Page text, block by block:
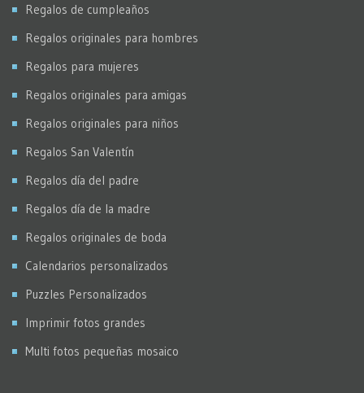
Regalos de cumpleaños
Regalos originales para hombres
Regalos para mujeres
Regalos originales para amigas
Regalos originales para niños
Regalos San Valentín
Regalos día del padre
Regalos día de la madre
Regalos originales de boda
Calendarios personalizados
Puzzles Personalizados
Imprimir fotos grandes
Multi fotos pequeñas mosaico